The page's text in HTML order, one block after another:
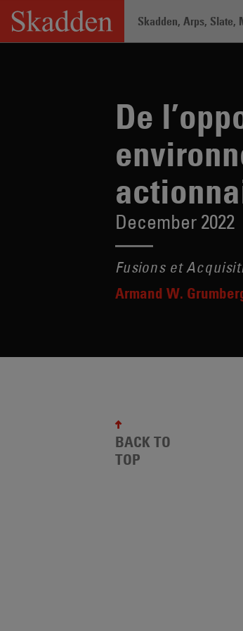
Skip
content
Skadden, Arps, Slate,
De
December 2022
Fusions et
Armand W.
BACK TO
TOP